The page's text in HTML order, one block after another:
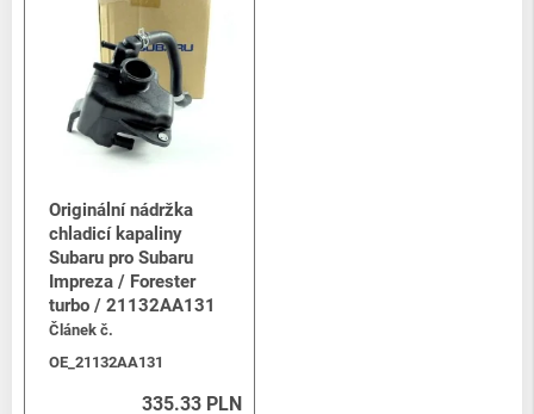
Originální nádržka
chladicí kapaliny
Subaru pro Subaru
Impreza / Forester
turbo / 21132AA131
Článek č.
OE_21132AA131
335.33 PLN